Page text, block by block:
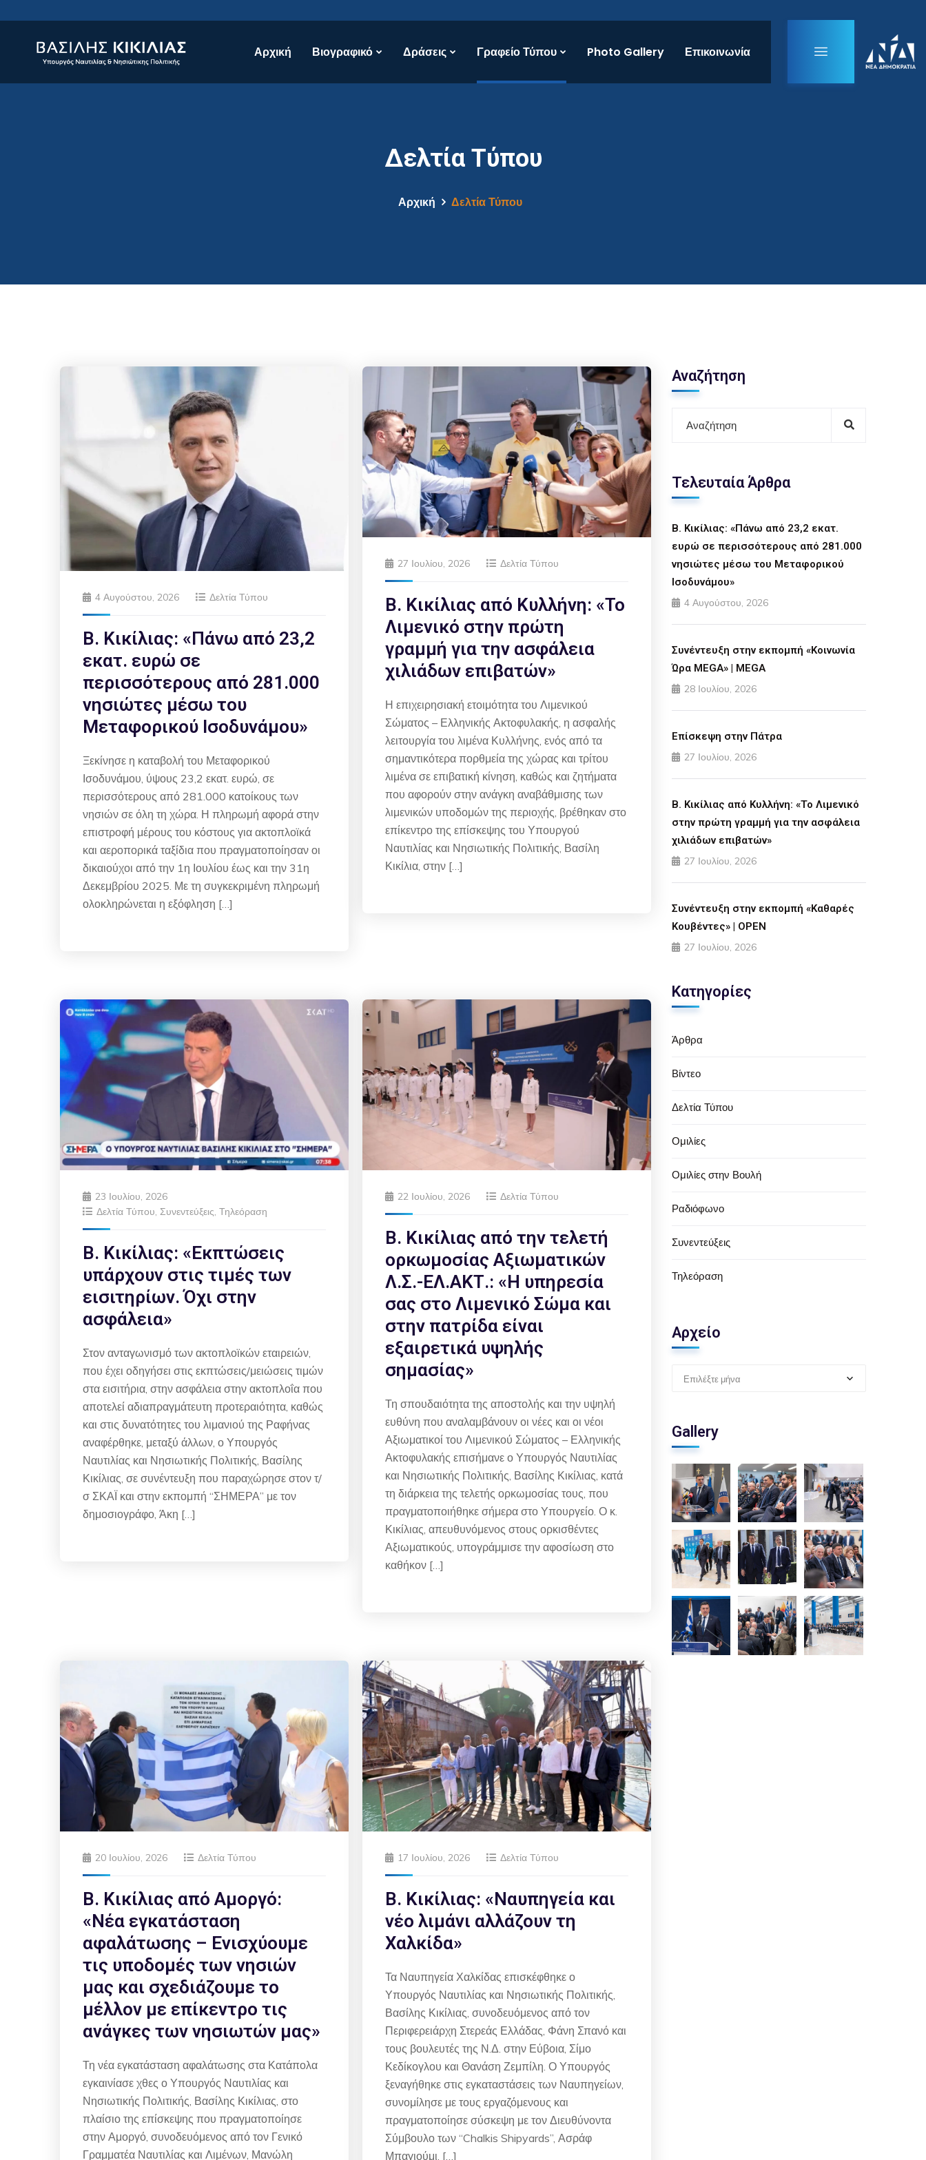
Αρχική Βιογραφικό Δράσεις Γραφείο Τύπου Photo Gallery Επικοινωνία
Δελτία Τύπου
Αρχική Δελτία Τύπου
4 Αυγούστου, 2026 Δελτία Τύπου
Β. Κικίλιας: «Πάνω από 23,2
εκατ. ευρώ σε
περισσότερους από 281.000
νησιώτες μέσω του
Μεταφορικού Ισοδυνάμου»
Ξεκίνησε η καταβολή του Μεταφορικού
Ισοδυνάμου, ύψους 23,2 εκατ. ευρώ, σε
περισσότερους από 281.000 κατοίκους των
νησιών σε όλη τη χώρα. Η πληρωμή αφορά στην
επιστροφή μέρους του κόστους για ακτοπλοϊκά
και αεροπορικά ταξίδια που πραγματοποίησαν οι
δικαιούχοι από την 1η Ιουλίου έως και την 31η
Δεκεμβρίου 2025. Με τη συγκεκριμένη πληρωμή
ολοκληρώνεται η εξόφληση […]
27 Ιουλίου, 2026 Δελτία Τύπου
Β. Κικίλιας από Κυλλήνη: «Το
Λιμενικό στην πρώτη
γραμμή για την ασφάλεια
χιλιάδων επιβατών»
Η επιχειρησιακή ετοιμότητα του Λιμενικού
Σώματος – Ελληνικής Ακτοφυλακής, η ασφαλής
λειτουργία του λιμένα Κυλλήνης, ενός από τα
σημαντικότερα πορθμεία της χώρας και τρίτου
λιμένα σε επιβατική κίνηση, καθώς και ζητήματα
που αφορούν στην ανάγκη αναβάθμισης των
λιμενικών υποδομών της περιοχής, βρέθηκαν στο
επίκεντρο της επίσκεψης του Υπουργού
Ναυτιλίας και Νησιωτικής Πολιτικής, Βασίλη
Κικίλια, στην […]
23 Ιουλίου, 2026
Δελτία Τύπου, Συνεντεύξεις, Τηλεόραση
Β. Κικίλιας: «Εκπτώσεις
υπάρχουν στις τιμές των
εισιτηρίων. Όχι στην
ασφάλεια»
Στον ανταγωνισμό των ακτοπλοϊκών εταιρειών,
που έχει οδηγήσει στις εκπτώσεις/μειώσεις τιμών
στα εισιτήρια, στην ασφάλεια στην ακτοπλοΐα που
αποτελεί αδιαπραγμάτευτη προτεραιότητα, καθώς
και στις δυνατότητες του λιμανιού της Ραφήνας
αναφέρθηκε, μεταξύ άλλων, ο Υπουργός
Ναυτιλίας και Νησιωτικής Πολιτικής, Βασίλης
Κικίλιας, σε συνέντευξη που παραχώρησε στον τ/
σ ΣΚΑΪ και στην εκπομπή “ΣΗΜΕΡΑ” με τον
δημοσιογράφο, Άκη […]
22 Ιουλίου, 2026 Δελτία Τύπου
Β. Κικίλιας από την τελετή
ορκωμοσίας Αξιωματικών
Λ.Σ.-ΕΛ.ΑΚΤ.: «Η υπηρεσία
σας στο Λιμενικό Σώμα και
στην πατρίδα είναι
εξαιρετικά υψηλής
σημασίας»
Τη σπουδαιότητα της αποστολής και την υψηλή
ευθύνη που αναλαμβάνουν οι νέες και οι νέοι
Αξιωματικοί του Λιμενικού Σώματος – Ελληνικής
Ακτοφυλακής επισήμανε ο Υπουργός Ναυτιλίας
και Νησιωτικής Πολιτικής, Βασίλης Κικίλιας, κατά
τη διάρκεια της τελετής ορκωμοσίας τους, που
πραγματοποιήθηκε σήμερα στο Υπουργείο. Ο κ.
Κικίλιας, απευθυνόμενος στους ορκισθέντες
Αξιωματικούς, υπογράμμισε την αφοσίωση στο
καθήκον […]
20 Ιουλίου, 2026 Δελτία Τύπου
Β. Κικίλιας από Αμοργό:
«Νέα εγκατάσταση
αφαλάτωσης – Ενισχύουμε
τις υποδομές των νησιών
μας και σχεδιάζουμε το
μέλλον με επίκεντρο τις
ανάγκες των νησιωτών μας»
Τη νέα εγκατάσταση αφαλάτωσης στα Κατάπολα
εγκαινίασε χθες ο Υπουργός Ναυτιλίας και
Νησιωτικής Πολιτικής, Βασίλης Κικίλιας, στο
πλαίσιο της επίσκεψης που πραγματοποίησε
στην Αμοργό, συνοδευόμενος από τον Γενικό
Γραμματέα Ναυτιλίας και Λιμένων, Μανώλη
17 Ιουλίου, 2026 Δελτία Τύπου
Β. Κικίλιας: «Ναυπηγεία και
νέο λιμάνι αλλάζουν τη
Χαλκίδα»
Τα Ναυπηγεία Χαλκίδας επισκέφθηκε ο
Υπουργός Ναυτιλίας και Νησιωτικής Πολιτικής,
Βασίλης Κικίλιας, συνοδευόμενος από τον
Περιφερειάρχη Στερεάς Ελλάδας, Φάνη Σπανό και
τους βουλευτές της Ν.Δ. στην Εύβοια, Σίμο
Κεδίκογλου και Θανάση Ζεμπίλη. Ο Υπουργός
ξεναγήθηκε στις εγκαταστάσεις των Ναυπηγείων,
συνομίλησε με τους εργαζόμενους και
πραγματοποίησε σύσκεψη με τον Διευθύνοντα
Σύμβουλο των “Chalkis Shipyards”, Ασράφ
Μπαγιούμι, […]
Αναζήτηση
Τελευταία Άρθρα
Β. Κικίλιας: «Πάνω από 23,2 εκατ.
ευρώ σε περισσότερους από 281.000
νησιώτες μέσω του Μεταφορικού
Ισοδυνάμου»
4 Αυγούστου, 2026
Συνέντευξη στην εκπομπή «Κοινωνία
Ώρα MEGA» | MEGA
28 Ιουλίου, 2026
Επίσκεψη στην Πάτρα
27 Ιουλίου, 2026
Β. Κικίλιας από Κυλλήνη: «Το Λιμενικό
στην πρώτη γραμμή για την ασφάλεια
χιλιάδων επιβατών»
27 Ιουλίου, 2026
Συνέντευξη στην εκπομπή «Καθαρές
Κουβέντες» | OPEN
27 Ιουλίου, 2026
Κατηγορίες
Άρθρα
Βίντεο
Δελτία Τύπου
Ομιλίες
Ομιλίες στην Βουλή
Ραδιόφωνο
Συνεντεύξεις
Τηλεόραση
Αρχείο
Επιλέξτε μήνα
Gallery